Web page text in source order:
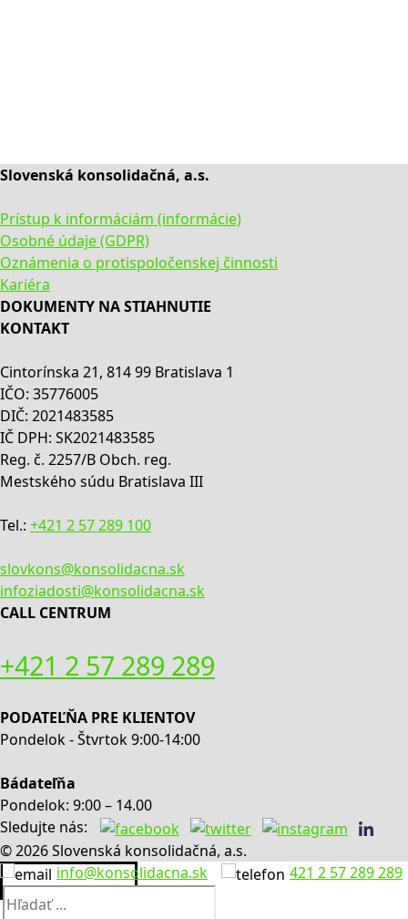
Slovenská konsolidačná, a.s.
Prístup k informáciám (informácie)
Osobné údaje (GDPR)
Oznámenia o protispoločenskej činnosti
Kariéra
DOKUMENTY NA STIAHNUTIE
KONTAKT
Cintorínska 21, 814 99 Bratislava 1
IČO: 35776005
DIČ: 2021483585
IČ DPH: SK2021483585
Reg. č. 2257/B Obch. reg.
Mestského súdu Bratislava III
Tel.: +421 2 57 289 100
slovkons@konsolidacna.sk
infoziadosti@konsolidacna.sk
CALL CENTRUM
+421 2 57 289 289
PODATEĽŇA PRE KLIENTOV
Pondelok - Štvrtok 9:00-14:00
Bádateľňa
Pondelok: 9:00 – 14.00
Sledujte nás:
© 2026 Slovenská konsolidačná, a.s.
info@konsolidacna.sk
421 2 57 289 289
Hľadať: